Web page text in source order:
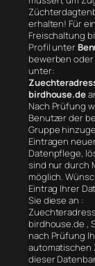
erhalten! Für
Freischaltung
Profil unter
bewerben oder
unter:
birdhouse.de
Nach Prüfung
Benutzer der
Gruppe
Eintragen
Datenpflege,
sind nur durch
möglich.
Eintrag Ihrer
Sie diese an :
birdhouse.de ,
nach Prüfung
automatischen
dieser